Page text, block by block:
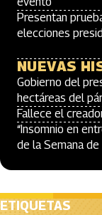
Presentan
elecciones
NUEVAS
Gobierno del
hectáreas del
Fallece el
“Insomnio en
de la Semana
ETIQUETAS